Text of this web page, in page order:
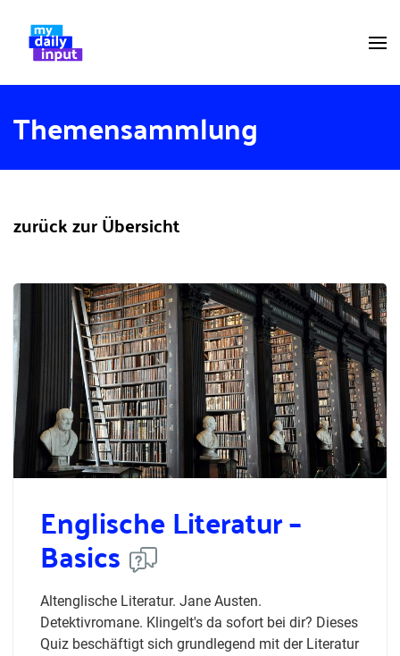
Themensammlung
zurück zur Übersicht
Englische Literatur –
Basics
Altenglische Literatur. Jane Austen.
Detektivromane. Klingelt's da sofort bei dir? Dieses
Quiz beschäftigt sich grundlegend mit der Literatur